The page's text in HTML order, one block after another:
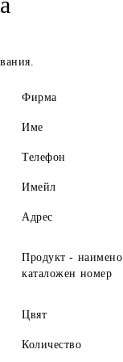
Фирма
Име
Телефон
Имейл
Адрес
Продукт -
каталожен номер
Цвят
Количество